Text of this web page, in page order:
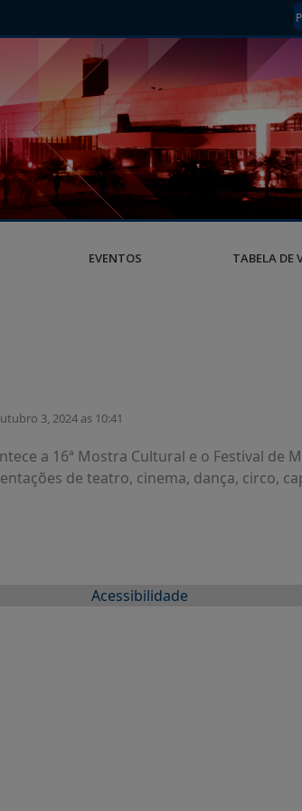
EVENTOS TABELA DE
3, 2024 as 10:41
a 16ª Mostra Cultural e o Festival de
de teatro, cinema, dança, circo,
Acessibilidade